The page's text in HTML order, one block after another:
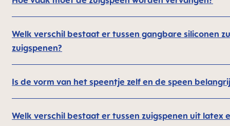
Welk verschil bestaat er tussen gangbare siliconen
zuigspenen?
Is de vorm van het speentje zelf en de speen
Welk verschil bestaat er tussen zuigspenen uit latex